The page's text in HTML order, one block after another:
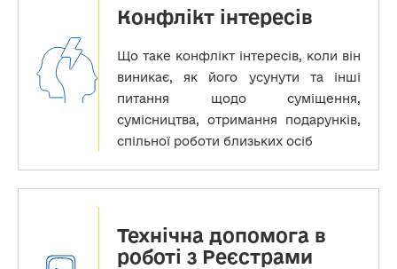
Конфлікт інтересів
Що таке конфлікт інтересів, коли він
виникає, як його усунути та інші
питання щодо суміщення,
сумісництва, отримання подарунків,
спільної роботи близьких осіб
Технічна допомога в
роботі з Реєстрами